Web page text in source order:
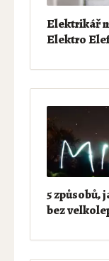
Elektrikář
Elektro
5 způsobů,
bez